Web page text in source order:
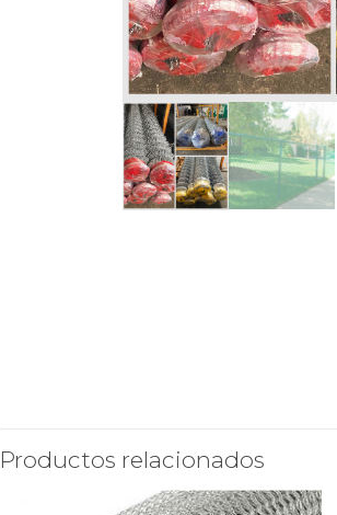
Productos relacionados